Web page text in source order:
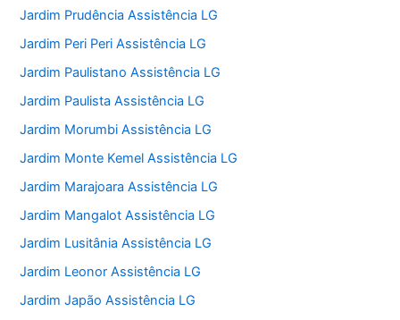
Jardim Prudência Assistência LG
Jardim Peri Peri Assistência LG
Jardim Paulistano Assistência LG
Jardim Paulista Assistência LG
Jardim Morumbi Assistência LG
Jardim Monte Kemel Assistência LG
Jardim Marajoara Assistência LG
Jardim Mangalot Assistência LG
Jardim Lusitânia Assistência LG
Jardim Leonor Assistência LG
Jardim Japão Assistência LG